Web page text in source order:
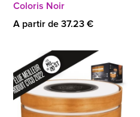
Coloris Noir
A partir de 37.23 €